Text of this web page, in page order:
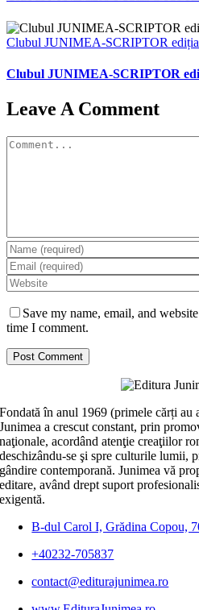
Clubul JUNIMEA-SCRIPTOR
Clubul JUNIMEA-SCRIPTOR
Leave A Comment
Comment
Save my name, email, and
time I comment.
Fondată în anul 1969 (primele cărți au
Junimea a crescut constant, prin
naţionale, acordând atenţie creaţiilor
deschizându-se şi spre culturile lumii,
gândire contemporană. Junimea vă
editare, având drept suport
exigentă.
B-dul Carol I, Grădina Copou,
+40232-705837
contact@editurajunimea.ro